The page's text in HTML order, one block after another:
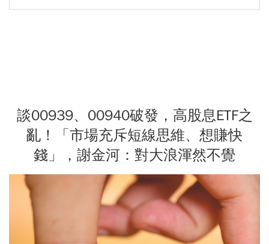
談00939、00940破發，高股息ETF之
亂！「市場充斥短線思維、想賺快
錢」，謝金河：對大浪渾然不覺